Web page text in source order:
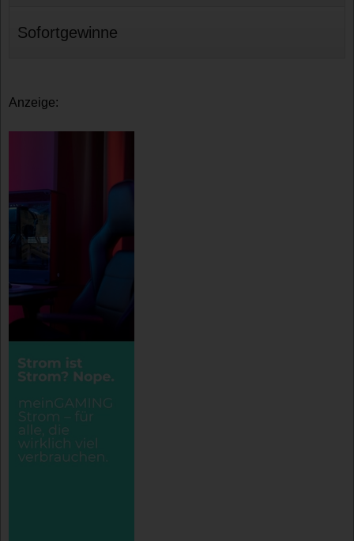
Sofortgewinne
Anzeige: